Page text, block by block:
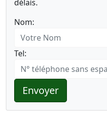
délais.
Nom:
Tel:
Envoyer